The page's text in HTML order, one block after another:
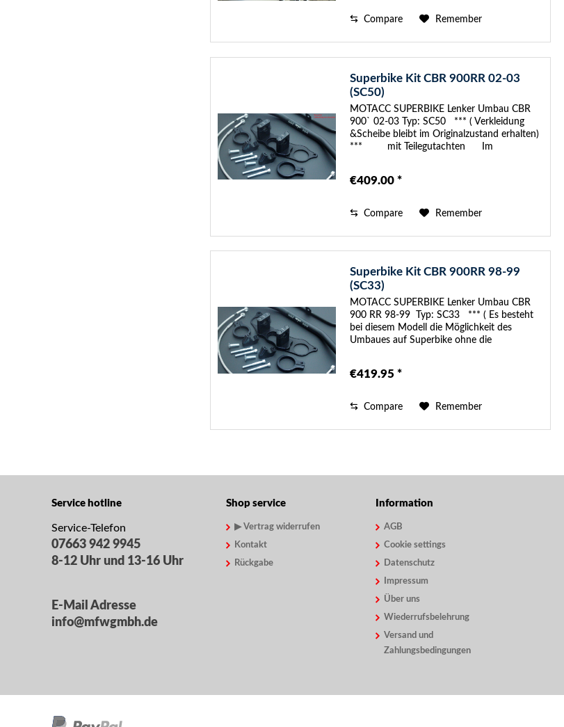
Compare Remember
Superbike Kit CBR 900RR 02-03
(SC50)
MOTACC SUPERBIKE Lenker Umbau CBR
900` 02-03 Typ: SC50 *** ( Verkleidung
&Scheibe bleibt im Originalzustand erhalten)
*** mit Teilegutachten Im
€409.00 *
Compare Remember
Superbike Kit CBR 900RR 98-99
(SC33)
MOTACC SUPERBIKE Lenker Umbau CBR
900 RR 98-99 Typ: SC33 *** ( Es besteht
bei diesem Modell die Möglichkeit des
Umbaues auf Superbike ohne die
€419.95 *
Compare Remember
Service hotline
Service-Telefon
07663 942 9945
8-12 Uhr und 13-16 Uhr
E-Mail Adresse
info@mfwgmbh.de
Shop service
▶ Vertrag widerrufen
Kontakt
Rückgabe
Information
AGB
Cookie settings
Datenschutz
Impressum
Über uns
Wiederrufsbelehrung
Versand und
Zahlungsbedingungen